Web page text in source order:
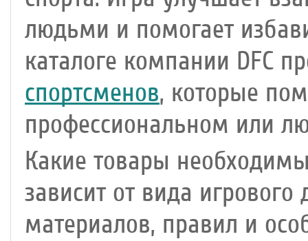
людьми и помогает
каталоге компании DFC
спортсменов, которые
профессиональном или
Какие товары
зависит от вида
материалов, правил и